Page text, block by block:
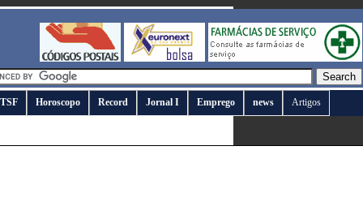
TSF Horoscopo Record Jornal I Emprego news Artigos